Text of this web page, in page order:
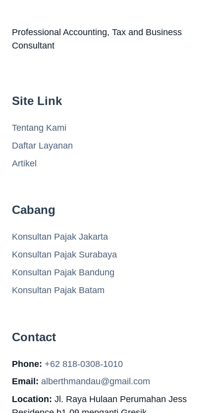
Professional Accounting, Tax and Business
Consultant
Site Link
Tentang Kami
Daftar Layanan
Artikel
Cabang
Konsultan Pajak Jakarta
Konsultan Pajak Surabaya
Konsultan Pajak Bandung
Konsultan Pajak Batam
Contact
Phone: +62 818-0308-1010
Email: alberthmandau@gmail.com
Location: Jl. Raya Hulaan Perumahan Jess